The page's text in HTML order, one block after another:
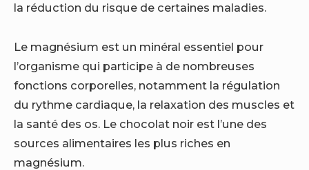
la réduction du risque de certaines maladies.
Le magnésium est un minéral essentiel pour
l’organisme qui participe à de nombreuses
fonctions corporelles, notamment la régulation
du rythme cardiaque, la relaxation des muscles et
la santé des os. Le chocolat noir est l’une des
sources alimentaires les plus riches en
magnésium.